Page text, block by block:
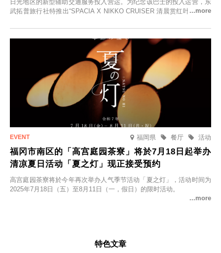
日光地区的新型辅助交通服务投入营运。为纪念该巴士的投入运营，东
武拓普旅行社特推出“SPACIA X NIKKO CRUISER 清晨赏红叶之旅”，
福岡県 活动
餐厅
福冈市南区的「高宫庭园茶寮」将於7月18日起举办
清凉夏日活动「夏之灯」现正接受预约
高宫庭园茶寮将於今年再次举办人气季节活动「夏之灯」，活动时间为
2025年7月18日（五）至8月11日（一，假日）的限时活动。
特色文章